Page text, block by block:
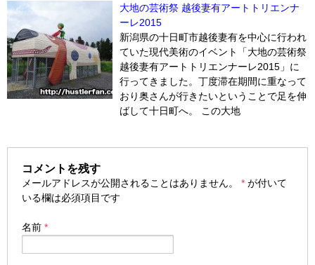
大地の芸術祭 越後妻有アートトリエンナ
ーレ2015
新潟県の十日町市越後妻有を中心に行われ
ていた現代美術のイベント「大地の芸術祭
越後妻有アートトリエンナーレ2015」に
行ってきました。丁度滞在期間に重なって
おり奥さんが行きたいということで足を伸
ばして十日町へ。 この大地
コメントを残す
メールアドレスが公開されることはありません。 * が付いて
いる欄は必須項目です
名前 *